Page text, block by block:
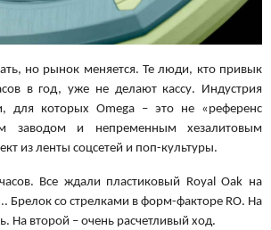
но рынок меняется. Те люди, кто привык
в год, уже не делают кассу. Индустрия
для которых Omega – это не «референс
заводом и непременным хезалитовым
из ленты соцсетей и поп-культуры.
Все ждали пластиковый Royal Oak на
Брелок со стрелками в форм-факторе RO. На
На второй – очень расчетливый ход.